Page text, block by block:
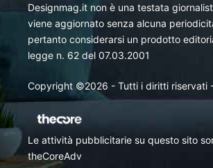
Designmag.it non è una testata
viene aggiornato senza alcuna
pertanto considerarsi un prodotto
legge n. 62 del 07.03.2001
Copyright ©2026 - Tutti i diritti riservati
Le attività pubblicitarie su questo sito
theCoreAdv